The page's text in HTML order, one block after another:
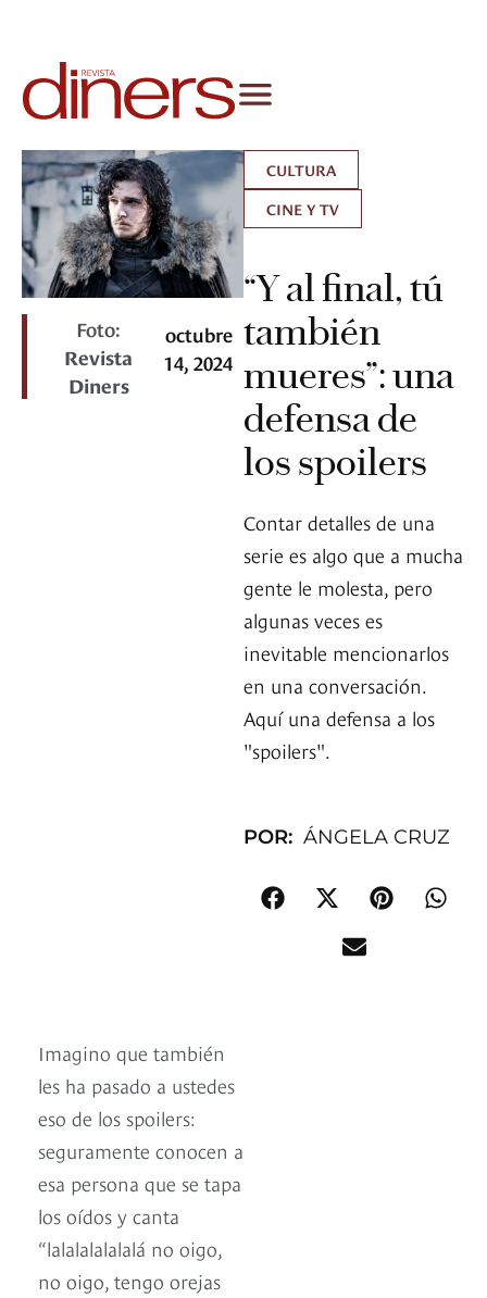
Foto:
Revista
Diners
octubre
14, 2024
CULTURA
CINE Y TV
“Y al final, tú
también
mueres”: una
defensa de
los spoilers
Contar detalles de una
serie es algo que a mucha
gente le molesta, pero
algunas veces es
inevitable mencionarlos
en una conversación.
Aquí una defensa a los
"spoilers".
POR: ÁNGELA CRUZ
Imagino que también
les ha pasado a ustedes
eso de los spoilers:
seguramente conocen a
esa persona que se tapa
los oídos y canta
“lalalalalalalá no oigo,
no oigo, tengo orejas